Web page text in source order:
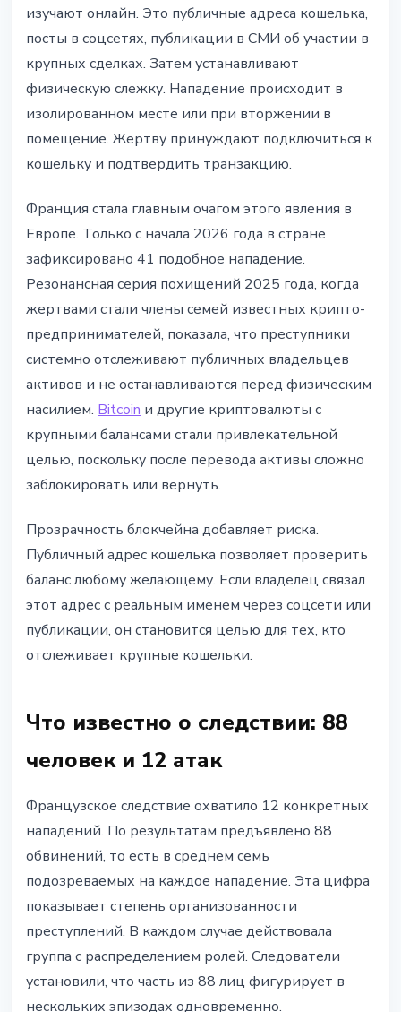
изучают онлайн. Это публичные адреса кошелька,
посты в соцсетях, публикации в СМИ об участии в
крупных сделках. Затем устанавливают
физическую слежку. Нападение происходит в
изолированном месте или при вторжении в
помещение. Жертву принуждают подключиться к
кошельку и подтвердить транзакцию.
Франция стала главным очагом этого явления в
Европе. Только с начала 2026 года в стране
зафиксировано 41 подобное нападение.
Резонансная серия похищений 2025 года, когда
жертвами стали члены семей известных крипто-
предпринимателей, показала, что преступники
системно отслеживают публичных владельцев
активов и не останавливаются перед физическим
насилием. Bitcoin и другие криптовалюты с
крупными балансами стали привлекательной
целью, поскольку после перевода активы сложно
заблокировать или вернуть.
Прозрачность блокчейна добавляет риска.
Публичный адрес кошелька позволяет проверить
баланс любому желающему. Если владелец связал
этот адрес с реальным именем через соцсети или
публикации, он становится целью для тех, кто
отслеживает крупные кошельки.
Что известно о следствии: 88
человек и 12 атак
Французское следствие охватило 12 конкретных
нападений. По результатам предъявлено 88
обвинений, то есть в среднем семь
подозреваемых на каждое нападение. Эта цифра
показывает степень организованности
преступлений. В каждом случае действовала
группа с распределением ролей. Следователи
установили, что часть из 88 лиц фигурирует в
нескольких эпизодах одновременно.